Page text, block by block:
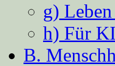
g)
h) Für
B.